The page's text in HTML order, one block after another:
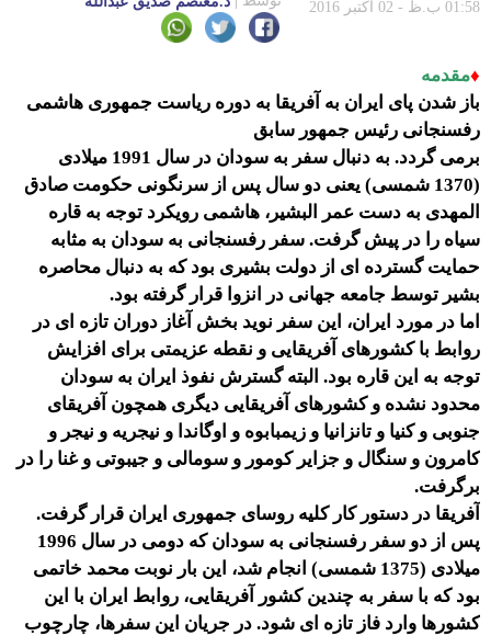
01:58 ب.ظ - 02 اکتبر 2016
♦مقدمه
باز شدن پای ایران به آفریقا به دوره ریاست جمهوری هاشمی
رفسنجانی رئیس جمهور سابق
برمی گردد. به دنبال سفر به سودان در سال 1991 میلادی
(1370 شمسی) یعنی دو سال پس از سرنگونی حکومت صادق
المهدی به دست عمر البشیر، هاشمی رویکرد توجه به قاره
سیاه را در پیش گرفت. سفر رفسنجانی به سودان به مثابه
حمایت گسترده ای از دولت بشیری بود که به دنبال محاصره
بشیر توسط جامعه جهانی در انزوا قرار گرفته بود.
اما در مورد ایران، این سفر نوید بخش آغاز دوران تازه ای در
روابط با کشورهای آفریقایی و نقطه عزیمتی برای افزایش
توجه به این قاره بود. البته گسترش نفوذ ایران به سودان
محدود نشده و کشورهای آفریقایی دیگری همچون آفریقای
جنوبی و کنیا و تانزانیا و زیمبابوه و اوگاندا و نیجریه و نیجر و
کامرون و سنگال و جزایر کومور و سومالی و جیبوتی و غنا را در
برگرفت.
آفریقا در دستور کار کلیه روسای جمهوری ایران قرار گرفت.
پس از دو سفر رفسنجانی به سودان که دومی در سال 1996
میلادی (1375 شمسی) انجام شد، این بار نوبت محمد خاتمی
بود که با سفر به چندین کشور آفریقایی، روابط ایران با این
کشورها وارد فاز تازه ای شود. در جریان این سفرها، چارچوب